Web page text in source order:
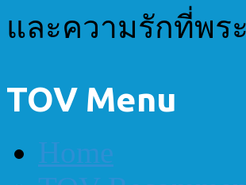
และความรักที่พร
TOV Menu
Home